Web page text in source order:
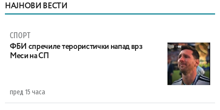
НАЈНОВИ ВЕСТИ
СПОРТ
ФБИ спречиле терористички напад врз
Меси на СП
пред 15 часа